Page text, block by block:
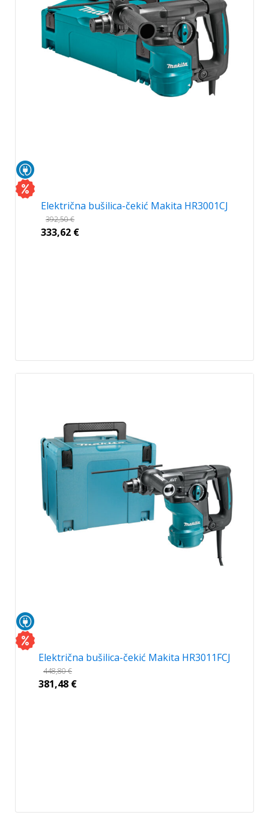
Električna bušilica-čekić Makita HR3001CJ
392,50€
333,62 €
Električna bušilica-čekić Makita HR3011FCJ
448,80€
381,48 €